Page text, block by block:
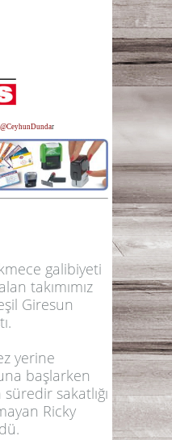
@CeyhunDundar
galibiyeti
takımımız
Giresun
yerine
başlarken
sakatlığı
Ricky